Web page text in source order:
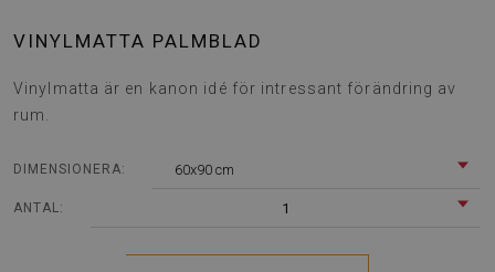
VINYLMATTA PALMBLAD
Vinylmatta är en kanon idé för intressant förändring av
rum.
DIMENSIONERA: 60x90 cm
ANTAL: 1